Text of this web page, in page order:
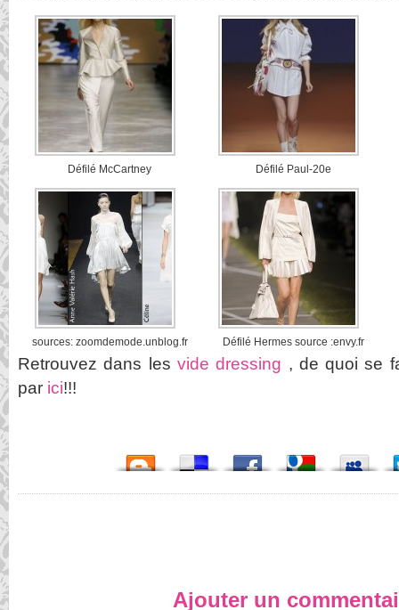
Défilé McCartney Défilé Paul-20e
sources: zoomdemode.unblog.fr Défilé Hermes source :envy.fr
Retrouvez dans les vide dressing , de quoi se
par ici!!!
Ajouter un